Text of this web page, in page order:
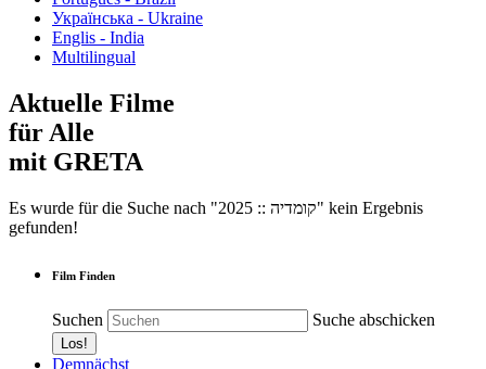
Українська - Ukraine
Englis - India
Multilingual
Aktuelle Filme
für Alle
mit GRETA
Es wurde für die Suche nach "2025 :: קומדיה" kein Ergebnis
gefunden!
Film Finden
Suchen Suche abschicken
Demnächst